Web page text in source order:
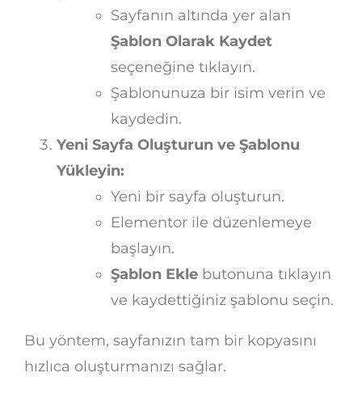
Sayfanın altında yer alan
Şablon Olarak Kaydet
seçeneğine tıklayın.
Şablonunuza bir isim verin ve
kaydedin.
Yeni Sayfa Oluşturun ve Şablonu
Yükleyin:
Yeni bir sayfa oluşturun.
Elementor ile düzenlemeye
başlayın.
Şablon Ekle butonuna tıklayın
ve kaydettiğiniz şablonu seçin.
Bu yöntem, sayfanızın tam bir kopyasını
hızlıca oluşturmanızı sağlar.